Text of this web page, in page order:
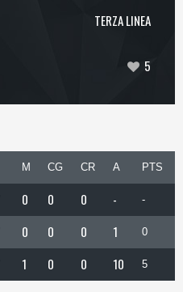
TERZA LINEA
5
M CG CR A PTS
0 0 0 - -
0 0 0 1 0
1 0 0 10 5